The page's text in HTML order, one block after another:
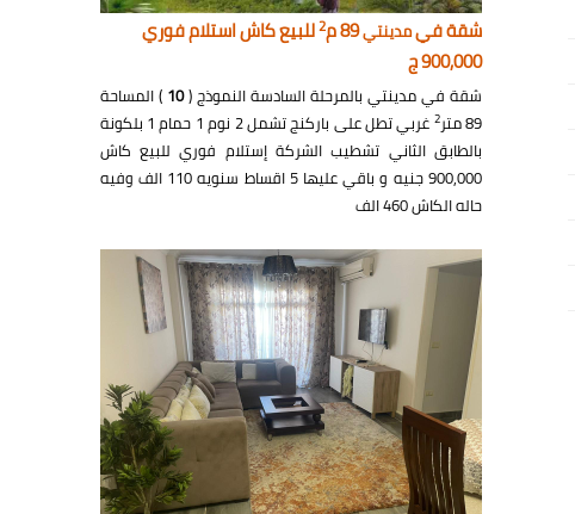
شقة فيمدينتي89 م 2للبيع كاش استلام فوري
900,000 ج
شقة في مدينتي بالمرحلة السادسة النموذج (10 ) المساحة
89 متر
2
غربي تطل على باركنج تشمل 2 نوم 1 حمام 1 بلكونة
بالطابق الثاني تشطيب الشركة إستلام فوري للبيع كاش
900,000 جنيه و باقي عليها 5 اقساط سنويه 110 الف وفيه
حاله الكاش 460 الف